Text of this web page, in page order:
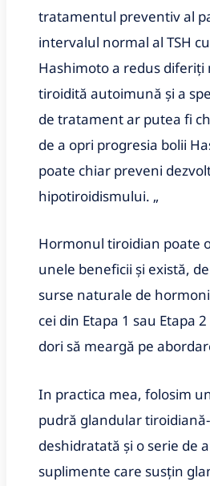
tratamentul preventiv al
intervalul normal al TSH
Hashimoto a redus diferiți
tiroidită autoimună și a
de tratament ar putea fi
de a opri progresia bolii
poate chiar preveni
hipotiroidismului. „
Hormonul tiroidian poate
unele beneficii și există,
surse naturale de
cei din Etapa 1 sau Etapa
dori să meargă pe
In practica mea, folosim
pudră glandular
deshidratată și o serie de
suplimente care susțin